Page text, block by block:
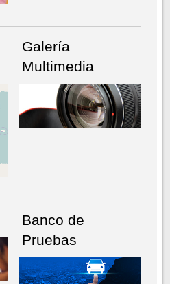
Galería
Multimedia
Banco de
Pruebas